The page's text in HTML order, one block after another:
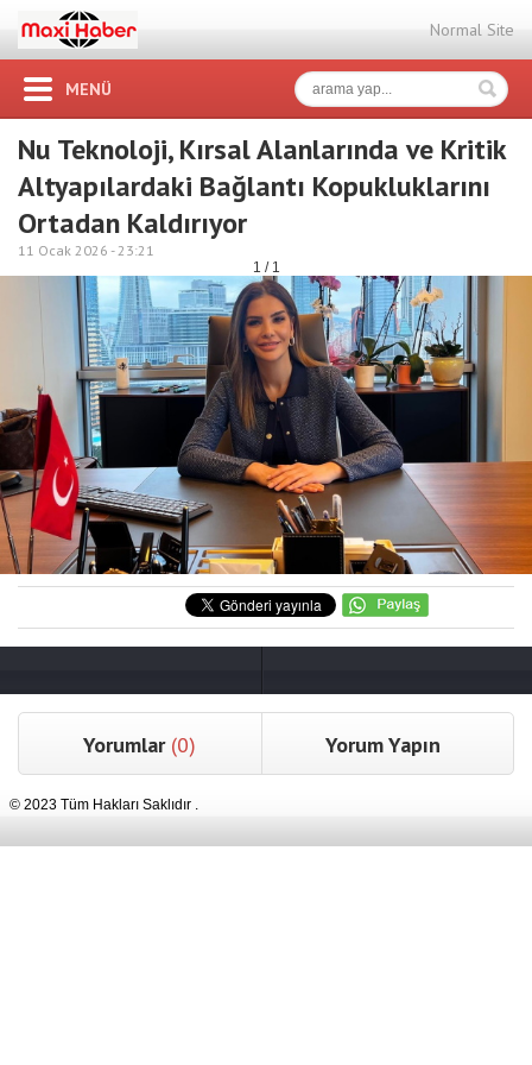
Normal Site
MENÜ
Nu Teknoloji, Kırsal Alanlarında ve Kritik
Altyapılardaki Bağlantı Kopukluklarını
Ortadan Kaldırıyor
11 Ocak 2026 -23:21
1 / 1
Yorumlar (0) Yorum Yapın
© 2023 Tüm Hakları Saklıdır .